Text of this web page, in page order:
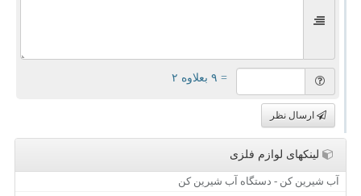
= ۹ بعلاوه ۲
ارسال نظر
لینکهای لوازم فلزی
آب شیرین کن - دستگاه آب شیرین کن